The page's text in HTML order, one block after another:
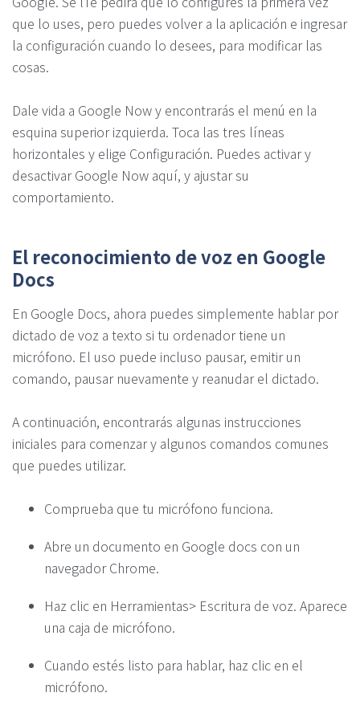
que lo uses, pero puedes volver a la aplicación e ingresar
la configuración cuando lo desees, para modificar las
cosas.
Dale vida a Google Now y encontrarás el menú en la
esquina superior izquierda. Toca las tres líneas
horizontales y elige Configuración. Puedes activar y
desactivar Google Now aquí, y ajustar su
comportamiento.
El reconocimiento de voz en Google
Docs
En Google Docs, ahora puedes simplemente hablar por
dictado de voz a texto si tu ordenador tiene un
micrófono. El uso puede incluso pausar, emitir un
comando, pausar nuevamente y reanudar el dictado.
A continuación, encontrarás algunas instrucciones
iniciales para comenzar y algunos comandos comunes
que puedes utilizar.
Comprueba que tu micrófono funciona.
Abre un documento en Google docs con un
navegador Chrome.
Haz clic en Herramientas> Escritura de voz. Aparece
una caja de micrófono.
Cuando estés listo para hablar, haz clic en el
micrófono.